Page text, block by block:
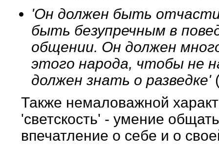
'Он должен быть
быть безупречным в
общении. Он должен
этого народа, чтобы не
должен знать о разведке'
Также немаловажной
'светскость' - умение
впечатление о себе и о